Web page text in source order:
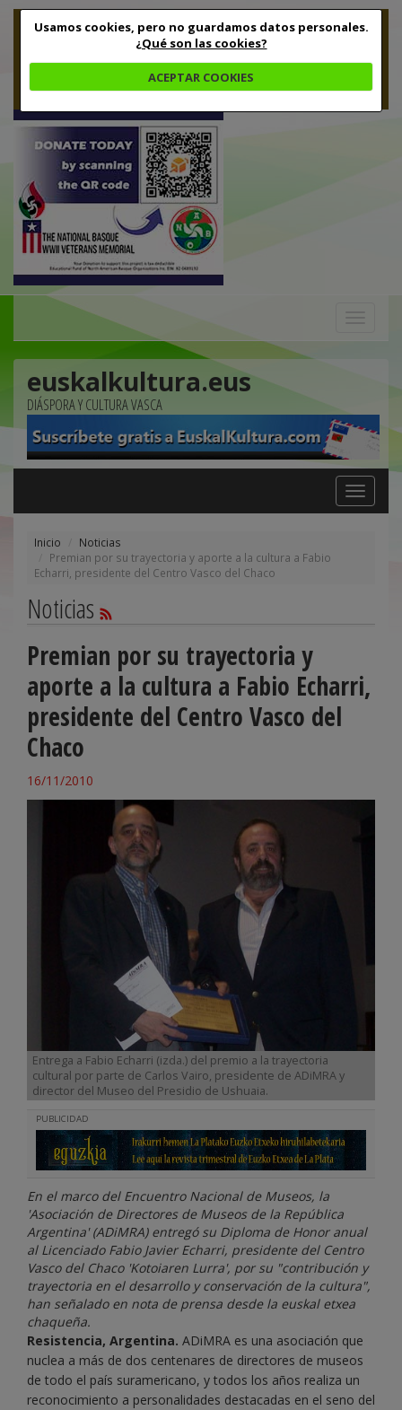
Usamos cookies, pero no guardamos datos personales.
¿Qué son las cookies?
ACEPTAR COOKIES
euskalkultura.eus
DIÁSPORA Y CULTURA VASCA
Toggle
navigation
Inicio
Noticias
Premian por su trayectoria y aporte a la cultura a Fabio
Echarri, presidente del Centro Vasco del Chaco
Noticias
Premian por su trayectoria y
aporte a la cultura a Fabio Echarri,
presidente del Centro Vasco del
Chaco
16/11/2010
Entrega a Fabio Echarri (izda.) del premio a la trayectoria
cultural por parte de Carlos Vairo, presidente de ADiMRA y
director del Museo del Presidio de Ushuaia.
PUBLICIDAD
En el marco del Encuentro Nacional de Museos, la
'Asociación de Directores de Museos de la República
Argentina' (ADiMRA) entregó su Diploma de Honor anual
al Licenciado Fabio Javier Echarri, presidente del Centro
Vasco del Chaco 'Kotoiaren Lurra', por su "contribución y
trayectoria en el desarrollo y conservación de la cultura",
han señalado en nota de prensa desde la euskal etxea
chaqueña.
Resistencia, Argentina. ADiMRA es una asociación que
nuclea a más de dos centenares de directores de museos
de todo el país suramericano, y todos los años realiza un
reconocimiento a personalidades destacadas en el seno del